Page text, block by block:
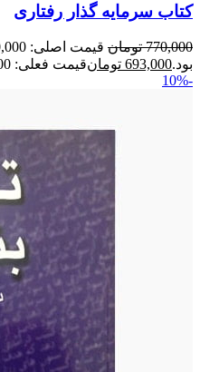
کتاب سرمایه گذار رفتاری
770,000 تومان
بود.693,000 تومانقیمت فعلی: 693,000 تومان.
-10%